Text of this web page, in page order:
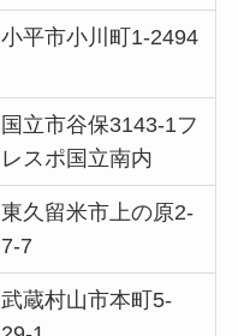
小平市小川町1-2494
国立市谷保3143-1フ
レスポ国立南内
東久留米市上の原2-
7-7
武蔵村山市本町5-